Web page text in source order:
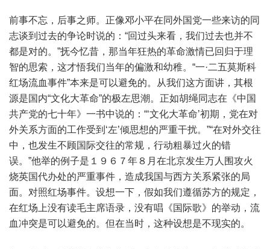
前事不忘，后事之师。正像邓小平在同外国党一些来访的同
志谈到过去的争论时说的：“回过头来看，我们过去也并不
都是对的。”抚今忆昔，那当年狂热的革命激情已回归于理
智的思索，这才悟我们当年的偏激和幼稚。“一·二五莫斯科
红场流血事件”本来是可以避免的。从我们这方面讲，其根
源是国内“文化大革命”的极左思潮。正如胡绳同志在《中国
共产党的七十年》一书中说的：“‘文化大革命’初期，党在对
外关系方面的工作受到‘左’倾思想的严重干扰。”“在对外交往
中，也发生不顾国际交往的常规，行动粗暴过火的错
误。”他举的例子是１９６７年８月在北京发生万人围攻火
烧英国代办处的严重事件，造成我国与西方关系紧张的局
面。对照红场事件。设想一下，假如我们遵循苏方的规定，
在红场上没有读毛主席语录，没有唱《国际歌》的举动，流
血冲突是可以避免的。但在当时，这种设想是不现实的。